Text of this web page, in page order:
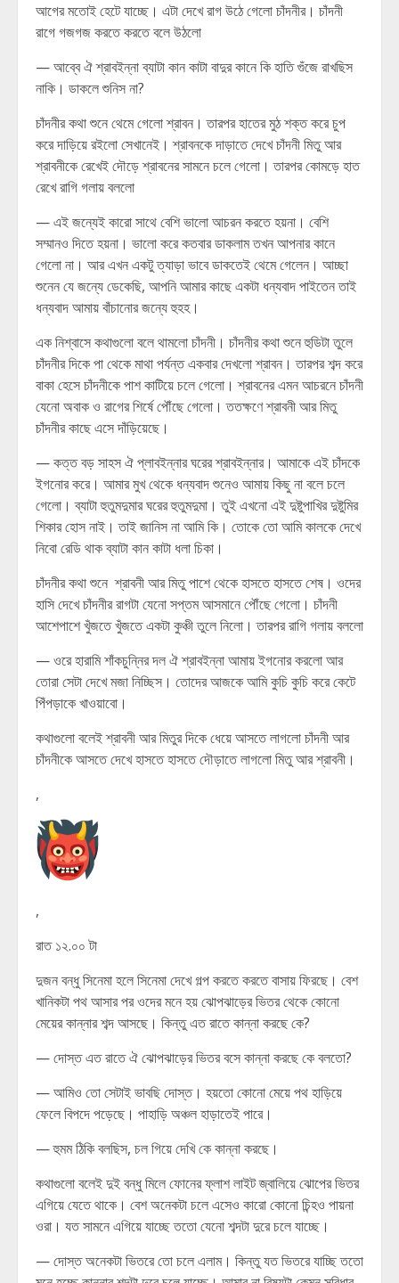
আগের মতোই হেটে যাচ্ছে। এটা দেখে রাগ উঠে গেলো চাঁদনীর। চাঁদনী
রাগে গজগজ করতে করতে বলে উঠলো
— আব্বে ঐ শ্রাবইন্না ব্যাটা কান কাটা বাদুর কানে কি হাতি গুঁজে রাখছিস
নাকি। ডাকলে শুনিস না?
চাঁদনীর কথা শুনে থেমে গেলো শ্রাবন। তারপর হাতের মুঠ শক্ত করে চুপ
করে দাড়িয়ে রইলো সেখানেই। শ্রাবনকে দাড়াতে দেখে চাঁদনী মিতু আর
শ্রাবনীকে রেখেই দৌড়ে শ্রাবনের সামনে চলে গেলো। তারপর কোমড়ে হাত
রেখে রাগি গলায় বললো
— এই জন্যেই কারো সাথে বেশি ভালো আচরন করতে হয়না। বেশি
সম্মানও দিতে হয়না। ভালো করে কতবার ডাকলাম তখন আপনার কানে
গেলো না। আর এখন একটু ত্যাড়া ভাবে ডাকতেই থেমে গেলেন। আচ্ছা
শুনেন যে জন্যে ডেকেছি, আপনি আমার কাছে একটা ধন্যবাদ পাইতেন তাই
ধন্যবাদ আমায় বাঁচানোর জন্যে হুহহ।
এক নিশ্বাসে কথাগুলো বলে থামলো চাঁদনী। চাঁদনীর কথা শুনে হুডিটা তুলে
চাঁদনীর দিকে পা থেকে মাথা পর্যন্ত একবার দেখলো শ্রাবন। তারপর শব্দ করে
বাকা হেসে চাঁদনীকে পাশ কাটিয়ে চলে গেলো। শ্রাবনের এমন আচরনে চাঁদনী
যেনো অবাক ও রাগের শির্ষে পৌঁছে গেলো। ততক্ষণে শ্রাবনী আর মিতু
চাঁদনীর কাছে এসে দাঁড়িয়েছে।
— কত্ত বড় সাহস ঐ প্লাবইন্নার ঘরের শ্রাবইন্নার। আমাকে এই চাঁদকে
ইগনোর করে। আমার মুখ থেকে ধন্যবাদ শুনেও আমায় কিছু না বলে চলে
গেলো। ব্যাটা হুতুমদুমার ঘরের হুতুমদুমা। তুই এখনো এই দুষ্টুপাখির দুষ্টুমির
শিকার হোস নাই। তাই জানিস না আমি কি। তোকে তো আমি কালকে দেখে
নিবো রেডি থাক ব্যাটা কান কাটা ধলা চিকা।
চাঁদনীর কথা শুনে শ্রাবনী আর মিতু পাশে থেকে হাসতে হাসতে শেষ। ওদের
হাসি দেখে চাঁদনীর রাগটা যেনো সপ্তম আসমানে পৌঁছে গেলো। চাঁদনী
আশেপাশে খুঁজতে খুঁজতে একটা কুঞ্চী তুলে নিলো। তারপর রাগি গলায় বললো
— ওরে হারামি শাঁকচুন্নির দল ঐ শ্রাবইন্না আমায় ইগনোর করলো আর
তোরা সেটা দেখে মজা নিচ্ছিস। তোদের আজকে আমি কুচি কুচি করে কেটে
পিঁপড়াকে খাওয়াবো।
কথাগুলো বলেই শ্রাবনী আর মিতুর দিকে ধেয়ে আসতে লাগলো চাঁদনী আর
চাঁদনীকে আসতে দেখে হাসতে হাসতে দৌড়াতে লাগলো মিতু আর শ্রাবনী।
,
,
রাত ১২.০০ টা
দুজন বন্ধু সিনেমা হলে সিনেমা দেখে গল্প করতে করতে বাসায় ফিরছে। বেশ
খানিকটা পথ আসার পর ওদের মনে হয় ঝোপঝাড়ের ভিতর থেকে কোনো
মেয়ের কান্নার শব্দ আসছে। কিন্তু এত রাতে কান্না করছে কে?
— দোস্ত এত রাতে ঐ ঝোপঝাড়ের ভিতর বসে কান্না করছে কে বলতো?
— আমিও তো সেটাই ভাবছি দোস্ত। হয়তো কোনো মেয়ে পথ হাড়িয়ে
ফেলে বিপদে পড়েছে। পাহাড়ি অঞ্চল হাড়াতেই পারে।
— হুমম ঠিকি বলছিস, চল গিয়ে দেখি কে কান্না করছে।
কথাগুলো বলেই দুই বন্ধু মিলে ফোনের ফ্লাশ লাইট জ্বালিয়ে ঝোপের ভিতর
এগিয়ে যেতে থাকে। বেশ অনেকটা চলে এসেও কারো কোনো চিন্হও পায়না
ওরা। যত সামনে এগিয়ে যাচ্ছে ততো যেনো শব্দটা দুরে চলে যাচ্ছে।
— দোস্ত অনেকটা ভিতরে তো চলে এলাম। কিন্তু যত ভিতরে যাচ্ছি ততো